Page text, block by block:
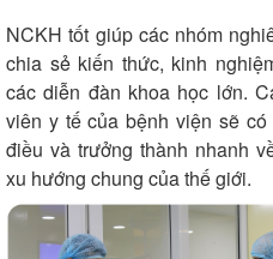
NCKH tốt giúp các nhóm
chia sẻ kiến thức, kinh
các diễn đàn khoa học lớn.
viên y tế của bệnh viện sẽ
điều và trưởng thành nhanh
xu hướng chung của thế giới.